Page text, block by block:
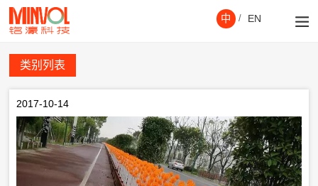
中 / EN
类别列表
2017-10-14